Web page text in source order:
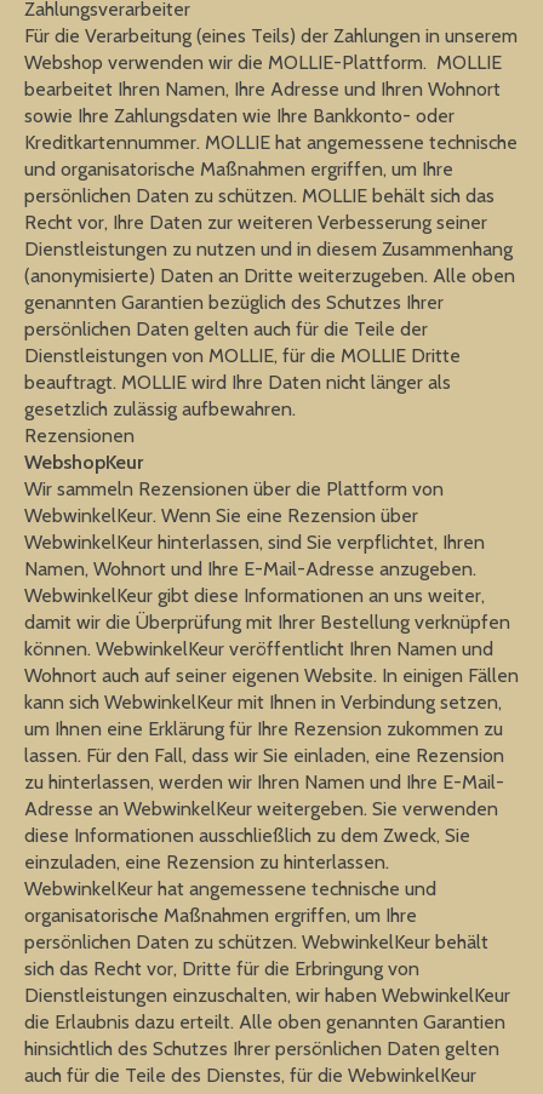
Zahlungsverarbeiter
Für die Verarbeitung (eines Teils) der Zahlungen in unserem
Webshop verwenden wir die MOLLIE-Plattform. MOLLIE
bearbeitet Ihren Namen, Ihre Adresse und Ihren Wohnort
sowie Ihre Zahlungsdaten wie Ihre Bankkonto- oder
Kreditkartennummer. MOLLIE hat angemessene technische
und organisatorische Maßnahmen ergriffen, um Ihre
persönlichen Daten zu schützen. MOLLIE behält sich das
Recht vor, Ihre Daten zur weiteren Verbesserung seiner
Dienstleistungen zu nutzen und in diesem Zusammenhang
(anonymisierte) Daten an Dritte weiterzugeben. Alle oben
genannten Garantien bezüglich des Schutzes Ihrer
persönlichen Daten gelten auch für die Teile der
Dienstleistungen von MOLLIE, für die MOLLIE Dritte
beauftragt. MOLLIE wird Ihre Daten nicht länger als
gesetzlich zulässig aufbewahren.
Rezensionen
WebshopKeur
Wir sammeln Rezensionen über die Plattform von
WebwinkelKeur. Wenn Sie eine Rezension über
WebwinkelKeur hinterlassen, sind Sie verpflichtet, Ihren
Namen, Wohnort und Ihre E-Mail-Adresse anzugeben.
WebwinkelKeur gibt diese Informationen an uns weiter,
damit wir die Überprüfung mit Ihrer Bestellung verknüpfen
können. WebwinkelKeur veröffentlicht Ihren Namen und
Wohnort auch auf seiner eigenen Website. In einigen Fällen
kann sich WebwinkelKeur mit Ihnen in Verbindung setzen,
um Ihnen eine Erklärung für Ihre Rezension zukommen zu
lassen. Für den Fall, dass wir Sie einladen, eine Rezension
zu hinterlassen, werden wir Ihren Namen und Ihre E-Mail-
Adresse an WebwinkelKeur weitergeben. Sie verwenden
diese Informationen ausschließlich zu dem Zweck, Sie
einzuladen, eine Rezension zu hinterlassen.
WebwinkelKeur hat angemessene technische und
organisatorische Maßnahmen ergriffen, um Ihre
persönlichen Daten zu schützen. WebwinkelKeur behält
sich das Recht vor, Dritte für die Erbringung von
Dienstleistungen einzuschalten, wir haben WebwinkelKeur
die Erlaubnis dazu erteilt. Alle oben genannten Garantien
hinsichtlich des Schutzes Ihrer persönlichen Daten gelten
auch für die Teile des Dienstes, für die WebwinkelKeur